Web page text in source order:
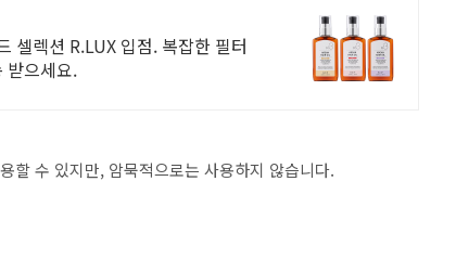
셀렉션 R.LUX 입점. 복잡한 필터
받으세요.
할 수 있지만, 암묵적으로는 사용하지 않습니다.